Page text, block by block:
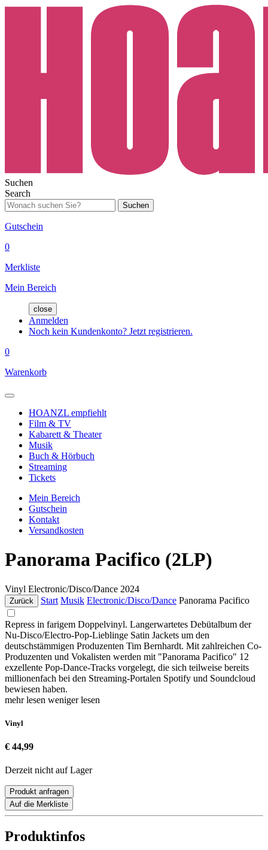
Suchen
Search
Suchen
Gutschein
0
Merkliste
Mein Bereich
close
Anmelden
Noch kein Kundenkonto? Jetzt registrieren.
0
Warenkorb
HOANZL empfiehlt
Film & TV
Kabarett & Theater
Musik
Buch & Hörbuch
Streaming
Tickets
Mein Bereich
Gutschein
Kontakt
Versandkosten
Panorama Pacifico (2LP)
Vinyl Electronic/Disco/Dance 2024
Zurück Start Musik Electronic/Disco/Dance Panorama Pacifico
Repress in farigem Doppelvinyl. Langerwartetes Debütalbum der
Nu-Disco/Electro-Pop-Lieblinge Satin Jackets um den
deutschstämmigen Produzenten Tim Bernhardt. Mit zahlreichen Co-
Produzenten und Vokalisten werden mit "Panorama Pacifico" 12
exzellente Pop-Dance-Tracks vorgelegt, die sich teilweise bereits
millionenfach bei den Streaming-Portalen Spotify und Soundcloud
bewiesen haben.
mehr lesen weniger lesen
Vinyl
€ 44,99
Derzeit nicht auf Lager
Produkt anfragen
Auf die Merkliste
Produktinfos